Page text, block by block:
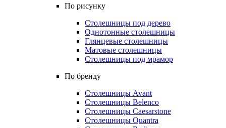
По рисунку
Столешницы под дерево
Однотонные столешницы
Глянцевые столешницы
Матовые столешницы
Столешницы под мрамор
По бренду
Столешницы Avant
Столешницы Belenco
Столешницы Caesarstone
Столешницы Quantra